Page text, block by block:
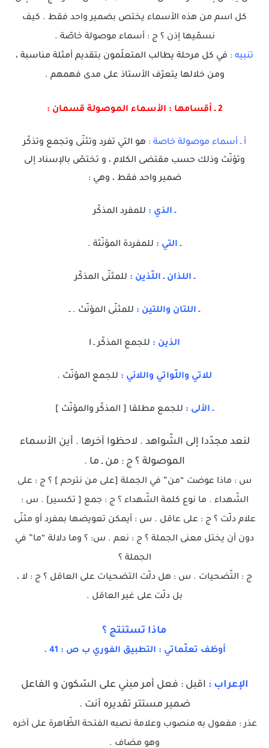
كل اسم من هذه الأسماء يختص بضمير واحد فقط . كيف
نسمّيها إذن ؟ ج : أسماء موصولة خاصّة .
تنبيه : في كل مرحلة يطالب المتعلّمون بتقديم أمثلة مناسبة ،
ومن خلالها يتعرّف الأستاذ على مدى فهمهم .
2 ـ أقسامها : الأسماء الموصولة قسمان :
أ ـ أسماء موصولة خاصة : هو التي تفرد وتثنّى وتجمع وتذكّر
وتؤنّث وذلك حسب مقتضى الكلام ، و تختصّ بالإسناد إلى
ضمير واحد فقط ، وهي :
ـ الذي : للمفرد المذكّر
ـالتي : للمفردة المؤنّثة .
ـ اللذان ـ اللّذين : للمثنّى المذكّر
ـ اللتان واللتين : للمثنّى المؤنّث . ـ
الذين : للجمع المذكّر ـ ا
للاتي واللّواتي واللائي : للجمع المؤنّث .
ـ الألى : للجمع مطلقا [ المذكّر والمؤنّث ]
لنعد مجدّدا إلى الشّواهد . لاحظوا آخرها . أين الأسماء
الموصولة ؟ ج : من ـ ما .
س : ماذا عوضت “من” في الجملة [على من نترحم ] ؟ ج : على
الشّهداء . ما نوع كلمة الشّهداء ؟ ج : جمع [ تكسير] . س :
علام دلّت ؟ ج : على عاقل . س : أيمكن تعويضها بمفرد أو مثنّى
دون أن يختل معنى الجملة ؟ ج : نعم . س: ؟ وما دلالة “ما” في
الجملة ؟
ج : التّضحيات . س : هل دلّت التضحيات على العاقل ؟ ج : لا ،
بل دلّت على غير العاقل .
ماذا تستنتج ؟
أوظف تعلّماتي : التطبيق الفوري ب ص : 41 .
الإعراب : اقبل : فعل أمر مبني على السّكون و الفاعل
ضمير مستتر تقديره أنت .
عذر : مفعول به منصوب وعلامة نصبه الفتحة الظّاهرة على آخره
وهو مضاف .